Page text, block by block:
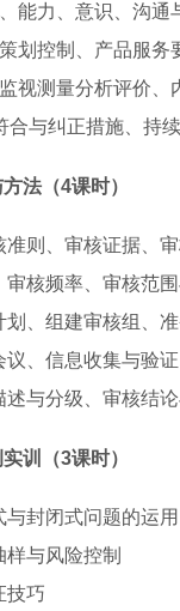
能力、意识、沟通
划控制、产品服务
视测量分析评价、
合与纠正措施、持
法（4课时）
则、审核证据、
核频率、审核范
、组建审核组、
、信息收集与验
与分级、审核结
训（3课时）
封闭式问题的运用
与风险控制
技巧